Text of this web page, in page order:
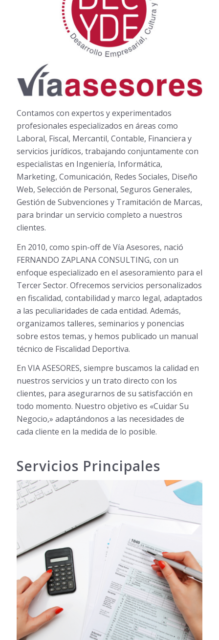
Contamos con expertos y experimentados
profesionales especializados en áreas como
Laboral, Fiscal, Mercantil, Contable, Financiera y
servicios jurídicos, trabajando conjuntamente con
especialistas en Ingeniería, Informática,
Marketing, Comunicación, Redes Sociales, Diseño
Web, Selección de Personal, Seguros Generales,
Gestión de Subvenciones y Tramitación de Marcas,
para brindar un servicio completo a nuestros
clientes.
En 2010, como spin-off de Vía Asesores, nació
FERNANDO ZAPLANA CONSULTING, con un
enfoque especializado en el asesoramiento para el
Tercer Sector. Ofrecemos servicios personalizados
en fiscalidad, contabilidad y marco legal, adaptados
a las peculiaridades de cada entidad. Además,
organizamos talleres, seminarios y ponencias
sobre estos temas, y hemos publicado un manual
técnico de Fiscalidad Deportiva.
En VIA ASESORES, siempre buscamos la calidad en
nuestros servicios y un trato directo con los
clientes, para asegurarnos de su satisfacción en
todo momento. Nuestro objetivo es «Cuidar Su
Negocio,» adaptándonos a las necesidades de
cada cliente en la medida de lo posible.
Servicios Principales